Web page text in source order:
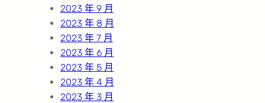
2023 年 9 月
2023 年 8 月
2023 年 7 月
2023 年 6 月
2023 年 5 月
2023 年 4 月
2023 年 3 月